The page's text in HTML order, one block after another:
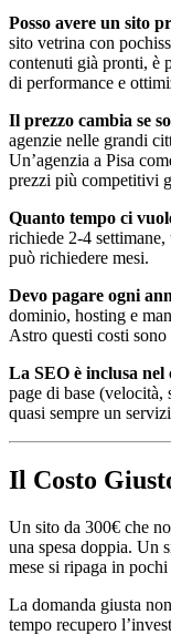
Posso avere un sito
sito vetrina con
contenuti già pronti, è
di performance e
Il prezzo cambia se
agenzie nelle grandi
Un’agenzia a Pisa
prezzi più competitivi
Quanto tempo ci
richiede 2-4
può richiedere mesi.
Devo pagare ogni
dominio, hosting e
Astro questi costi
La SEO è inclusa nel
page di base
quasi sempre un
Il Costo
Un sito da 300€ che
una spesa doppia. Un
mese si ripaga in pochi
La domanda giusta
tempo recupero